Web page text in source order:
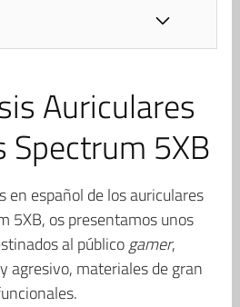
Auriculares
Spectrum 5XB
en español de los auriculares
5XB, os presentamos unos
al públicogamer,
agresivo, materiales de gran